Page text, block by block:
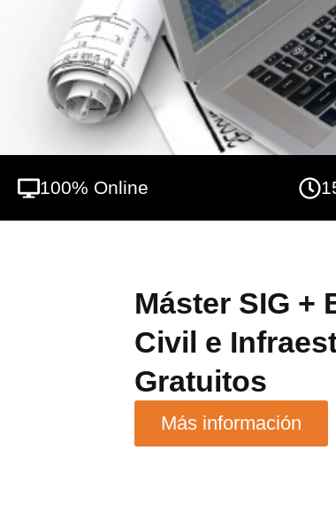
modelado y la coordinación de
las herramientas más actuales)
más punteros del mercado.
100% Online
Máster SIG +
Civil e
Gratuitos
Más información